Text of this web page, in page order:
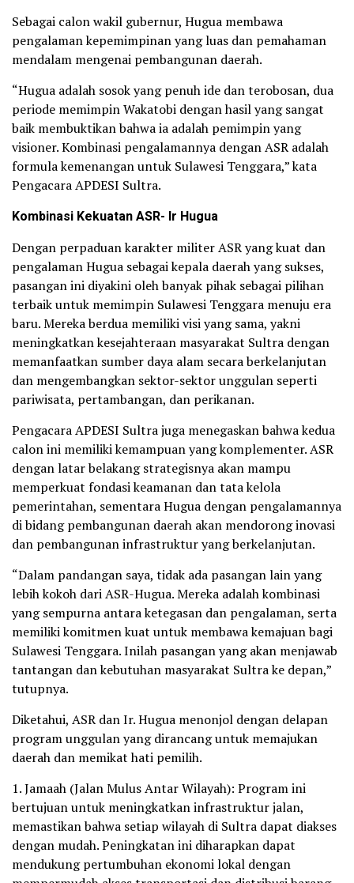
Sebagai calon wakil gubernur, Hugua membawa
pengalaman kepemimpinan yang luas dan pemahaman
mendalam mengenai pembangunan daerah.
“Hugua adalah sosok yang penuh ide dan terobosan, dua
periode memimpin Wakatobi dengan hasil yang sangat
baik membuktikan bahwa ia adalah pemimpin yang
visioner. Kombinasi pengalamannya dengan ASR adalah
formula kemenangan untuk Sulawesi Tenggara,” kata
Pengacara APDESI Sultra.
Kombinasi Kekuatan ASR- Ir Hugua
Dengan perpaduan karakter militer ASR yang kuat dan
pengalaman Hugua sebagai kepala daerah yang sukses,
pasangan ini diyakini oleh banyak pihak sebagai pilihan
terbaik untuk memimpin Sulawesi Tenggara menuju era
baru. Mereka berdua memiliki visi yang sama, yakni
meningkatkan kesejahteraan masyarakat Sultra dengan
memanfaatkan sumber daya alam secara berkelanjutan
dan mengembangkan sektor-sektor unggulan seperti
pariwisata, pertambangan, dan perikanan.
Pengacara APDESI Sultra juga menegaskan bahwa kedua
calon ini memiliki kemampuan yang komplementer. ASR
dengan latar belakang strategisnya akan mampu
memperkuat fondasi keamanan dan tata kelola
pemerintahan, sementara Hugua dengan pengalamannya
di bidang pembangunan daerah akan mendorong inovasi
dan pembangunan infrastruktur yang berkelanjutan.
“Dalam pandangan saya, tidak ada pasangan lain yang
lebih kokoh dari ASR-Hugua. Mereka adalah kombinasi
yang sempurna antara ketegasan dan pengalaman, serta
memiliki komitmen kuat untuk membawa kemajuan bagi
Sulawesi Tenggara. Inilah pasangan yang akan menjawab
tantangan dan kebutuhan masyarakat Sultra ke depan,”
tutupnya.
Diketahui, ASR dan Ir. Hugua menonjol dengan delapan
program unggulan yang dirancang untuk memajukan
daerah dan memikat hati pemilih.
1. Jamaah (Jalan Mulus Antar Wilayah): Program ini
bertujuan untuk meningkatkan infrastruktur jalan,
memastikan bahwa setiap wilayah di Sultra dapat diakses
dengan mudah. Peningkatan ini diharapkan dapat
mendukung pertumbuhan ekonomi lokal dengan